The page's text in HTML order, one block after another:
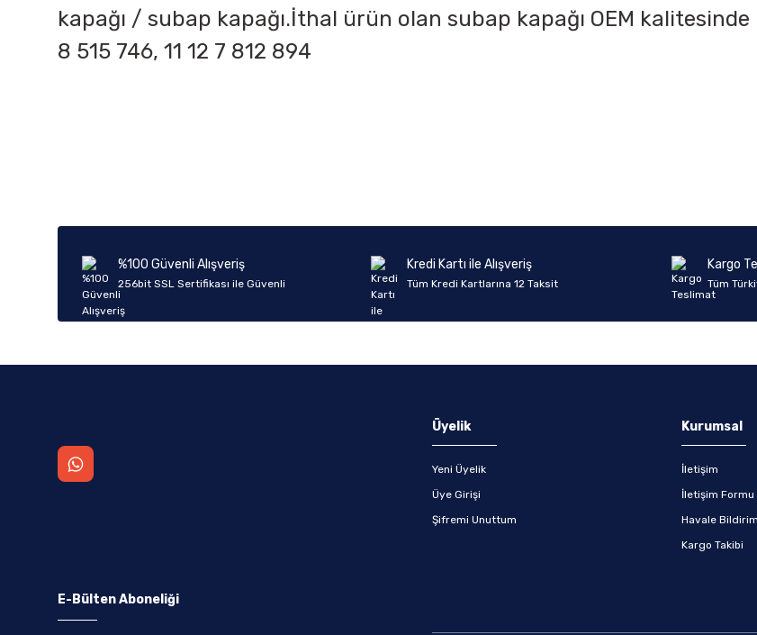
kapağı / subap kapağı.İthal ürün olan subap kapağı OEM
8 515 746, 11 12 7 812 894
Ürün fiyatı diğer sitelerden daha pahalı.
Bu ürüne benzer farklı alternatifler olmalı.
%100 Güvenli Alışveriş
256bit SSL Sertifikası ile Güvenli
Kredi Kartı ile Alışveriş
Tüm Kredi Kartlarına 12 Taksit
Kargo
Tüm
Üyelik
Yeni Üyelik
Üye Girişi
Şifremi Unuttum
Kurumsal
İletişim
İletişim Formu
Havale
Kargo Takibi
E-Bülten Aboneliği